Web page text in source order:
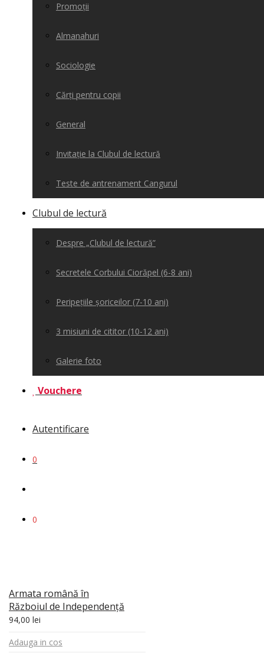
Promoții
Almanahuri
Sociologie
Cărți pentru copii
General
Invitație la Clubul de lectură
Teste de antrenament Cangurul
Clubul de lectură
Despre „Clubul de lectură”
Secretele Corbului Ciorăpel (6-8 ani)
Peripețiile șoriceilor (7-10 ani)
3 misiuni de cititor (10-12 ani)
Galerie foto
Vouchere
Autentificare
0
0
Armata română în
Războiul de Independență
94,00 lei
Adauga in cos